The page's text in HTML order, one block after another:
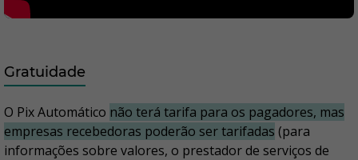
Gratuidade
O Pix Automático não terá tarifa para os pagadores, mas
empresas recebedoras poderão ser tarifadas (para
informações sobre valores, o prestador de serviços de